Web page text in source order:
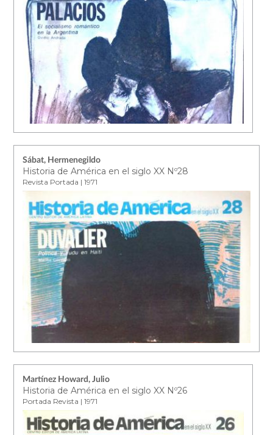
Sábat, Hermenegildo
Historia de América en el siglo XX Nº28
Revista Portada | 1971
Martínez Howard, Julio
Historia de América en el siglo XX Nº26
Portada Revista | 1971